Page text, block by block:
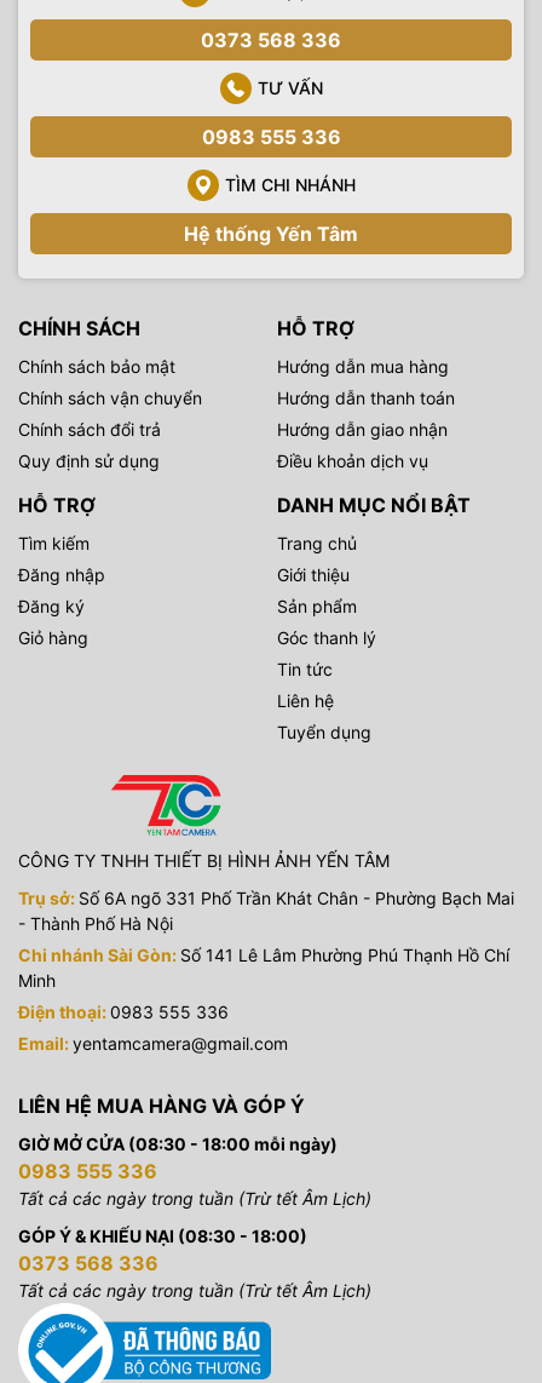
0373 568 336
TƯ VẤN
0983 555 336
TÌM CHI NHÁNH
Hệ thống Yến Tâm
CHÍNH SÁCH
Chính sách bảo mật
Chính sách vận chuyển
Chính sách đổi trả
Quy định sử dụng
HỖ TRỢ
Hướng dẫn mua hàng
Hướng dẫn thanh toán
Hướng dẫn giao nhận
Điều khoản dịch vụ
HỖ TRỢ
Tìm kiếm
Đăng nhập
Đăng ký
Giỏ hàng
DANH MỤC NỔI BẬT
Trang chủ
Giới thiệu
Sản phẩm
Góc thanh lý
Tin tức
Liên hệ
Tuyển dụng
CÔNG TY TNHH THIẾT BỊ HÌNH ẢNH YẾN TÂM
Trụ sở: Số 6A ngõ 331 Phố Trần Khát Chân - Phường Bạch Mai
- Thành Phố Hà Nội
Chi nhánh Sài Gòn: Số 141 Lê Lâm Phường Phú Thạnh Hồ Chí
Minh
Điện thoại:0983 555 336
Email:yentamcamera@gmail.com
LIÊN HỆ MUA HÀNG VÀ GÓP Ý
GIỜ MỞ CỬA (08:30 - 18:00 mỗi ngày)
0983 555 336
Tất cả các ngày trong tuần (Trừ tết Âm Lịch)
GÓP Ý & KHIẾU NẠI (08:30 - 18:00)
0373 568 336
Tất cả các ngày trong tuần (Trừ tết Âm Lịch)